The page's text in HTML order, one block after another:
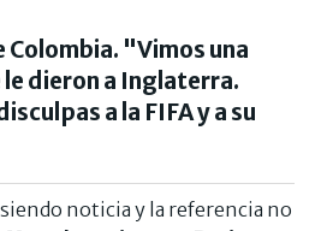
Colombia. "Vimos una
dieron a Inglaterra.
a la FIFA y a su
noticia y la referencia no